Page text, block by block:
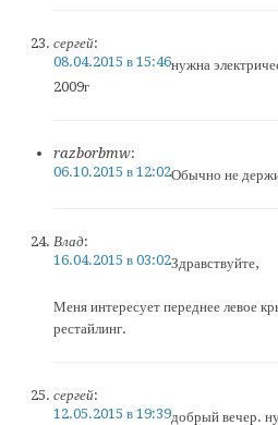
сергей:
08.04.2015 в 15:46нужна
2009г
razborbmw:
06.10.2015 в 12:02Обычно не
Влад:
16.04.2015 в 03:02Здравствуйте,
Меня интересует переднее левое
рестайлинг.
сергей:
12.05.2015 в 19:39добрый вечер.